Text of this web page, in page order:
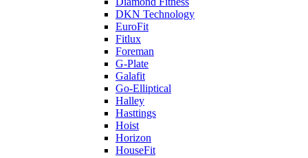
DKN Technology
EuroFit
Fitlux
Foreman
G-Plate
Galafit
Go-Elliptical
Halley
Hasttings
Hoist
Horizon
HouseFit